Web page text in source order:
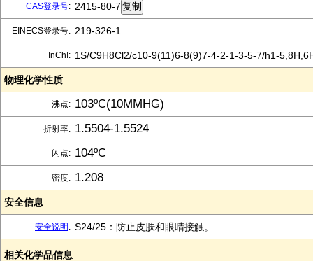
CAS登录号: 2415-80-7
EINECS登录号: 219-326-1
InChI: 1S/C9H8Cl2/c10-9(11)6-8(9)7-4-2-1-3-5-7/h1-
物理化学性质
沸点: 103ºC(10MMHG)
折射率: 1.5504-1.5524
闪点: 104ºC
密度: 1.208
安全信息
安全说明 : S24/25：防止皮肤和眼睛接触。
相关化学品信息